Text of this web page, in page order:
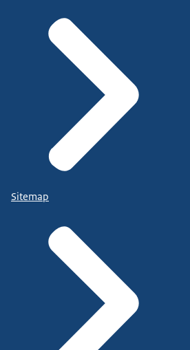
Sitemap